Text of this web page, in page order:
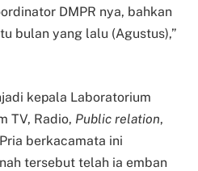
DMPR nya, bahkan
bulan yang lalu (Agustus),”
kepala Laboratorium
TV, Radio, Public relation,
berkacamata ini
tersebut telah ia emban